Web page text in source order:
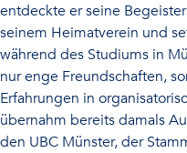
entdeckte er seine
seinem Heimatverein und
während des Studiums in
nur enge Freundschaften,
Erfahrungen in
übernahm bereits damals
den UBC Münster, der